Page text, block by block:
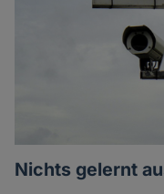
Nichts gelernt